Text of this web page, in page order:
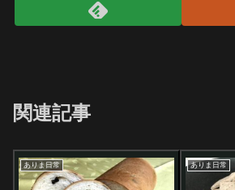
関連記事
ありま日常 ありま日常